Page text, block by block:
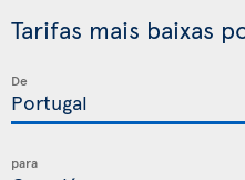
Tarifas mais baixas
De
para